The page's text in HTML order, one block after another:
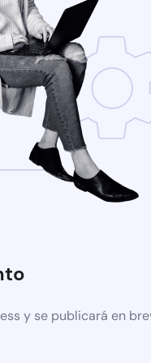
y se publicará en